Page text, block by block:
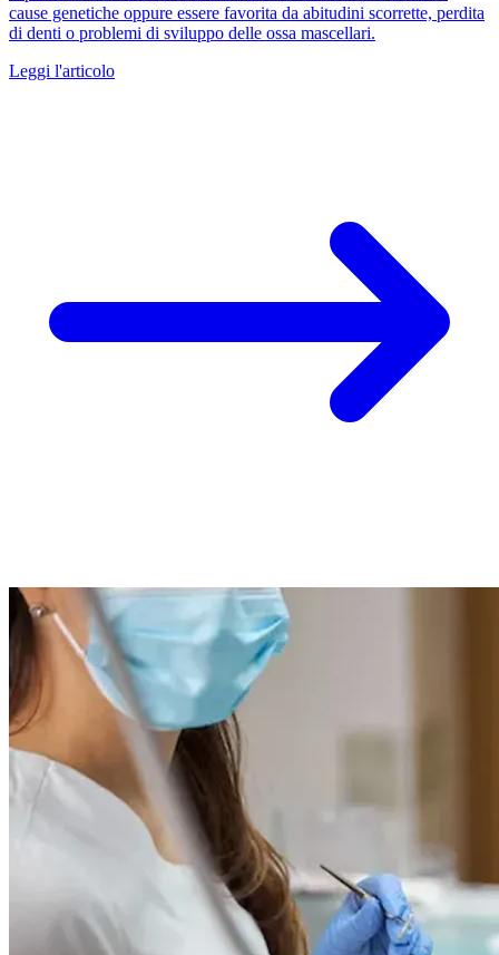
cause genetiche oppure essere favorita da abitudini scorrette, perdita
di denti o problemi di sviluppo delle ossa mascellari.
Leggi l'articolo